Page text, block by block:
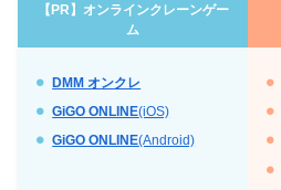
【PR】オンラインクレーンゲー
ム
DMM オンクレ
GiGO ONLINE(iOS)
GiGO ONLINE(Android)